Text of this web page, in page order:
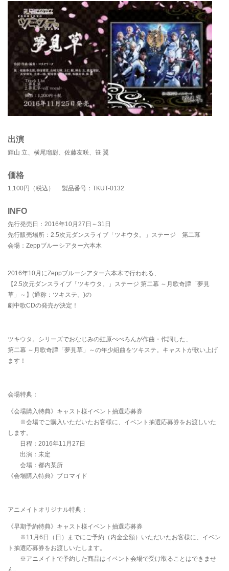
出演
輝山 立、横尾瑠尉、佐藤友咲、笹 翼
価格
1,100円（税込） 製品番号：TKUT-0132
INFO
先行発売日：2016年10月27日～31日
先行販売場所：2.5次元ダンスライブ「ツキウタ。」ステージ 第二幕
会場：Zeppブルーシアター六本木
2016年10月にZeppブルーシアター六本木で行われる、
【2.5次元ダンスライブ「ツキウタ。」ステージ 第二幕 ～月歌奇譚「夢見
草」～】(通称：ツキステ。)の
劇中歌CDの発売が決定！
ツキウタ。シリーズでおなじみの虹原ぺぺろんが作曲・作詞した、
第二幕 ～月歌奇譚「夢見草」～の年少組曲をツキステ。キャストが歌い上げ
ます！
会場特典：
《会場購入特典》キャスト様イベント抽選応募券
※会場でご購入いただいたお客様に、イベント抽選応募券をお渡しいた
します。
日程：2016年11月27日
出演：未定
会場：都内某所
《会場購入特典》ブロマイド
アニメイトオリジナル特典：
《早期予約特典》キャスト様イベント抽選応募券
※11月6日（日）までにご予約（内金全額）いただいたお客様に、イベン
ト抽選応募券をお渡しいたします。
※アニメイトで予約した商品はイベント会場で受け取ることはできませ
ん。